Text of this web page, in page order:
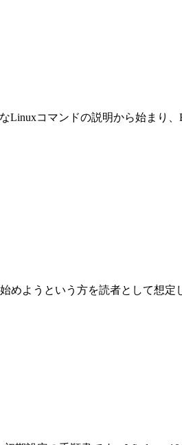
コマンドの説明から始まり
ようという方を読者として想定